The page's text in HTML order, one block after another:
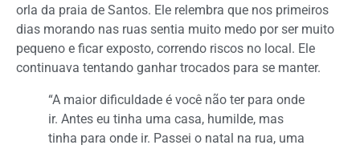
orla da praia de Santos. Ele relembra que nos primeiros
dias morando nas ruas sentia muito medo por ser muito
pequeno e ficar exposto, correndo riscos no local. Ele
continuava tentando ganhar trocados para se manter.
“A maior dificuldade é você não ter para onde
ir. Antes eu tinha uma casa, humilde, mas
tinha para onde ir. Passei o natal na rua, uma